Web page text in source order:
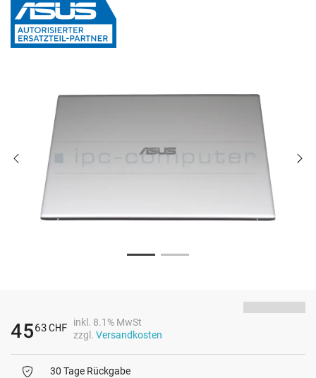
4563CHF
inkl. 8.1% MwSt
zzgl. Versandkosten
30 Tage Rückgabe